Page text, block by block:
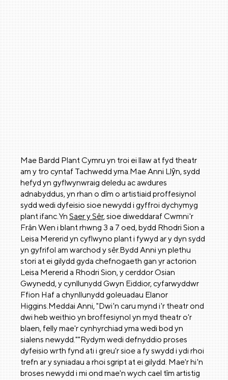
Mae Bardd Plant Cymru yn troi ei llaw at fyd theatr
am y tro cyntaf Tachwedd yma.Mae Anni Llŷn, sydd
hefyd yn gyflwynwraig deledu ac awdures
adnabyddus, yn rhan o dîm o artistiaid proffesiynol
sydd wedi dyfeisio sioe newydd i gyffroi dychymyg
plant ifanc.YnSaer y Sêr, sioe diweddaraf Cwmni'r
Frân Wen i blant rhwng 3 a 7 oed, bydd Rhodri Sion a
Leisa Mererid yn cyflwyno plant i fywyd ar y dyn sydd
yn gyfrifol am warchod y sêr.Bydd Anni yn plethu
stori at ei gilydd gyda chefnogaeth gan yr actorion
Leisa Mererid a Rhodri Sion, y cerddor Osian
Gwynedd, y cynllunydd Gwyn Eiddior, cyfarwyddwr
Ffion Haf a chynllunydd goleuadau Elanor
Higgins.Meddai Anni, "Dwi'n caru mynd i'r theatr ond
dwi heb weithio yn broffesiynol yn myd theatr o'r
blaen, felly mae'r cynhyrchiad yma wedi bod yn
sialens newydd.""Rydym wedi defnyddio proses
dyfeisio wrth fynd ati i greu'r sioe a fy swydd i ydi rhoi
trefn ar y syniadau a rhoi sgript at ei gilydd. Mae'r hi'n
broses newydd i mi ond mae'n wych cael tîm artistig